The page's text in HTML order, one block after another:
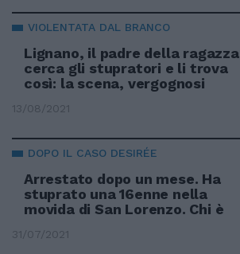
VIOLENTATA DAL BRANCO
Lignano, il padre della ragazza
cerca gli stupratori e li trova
così: la scena, vergognosi
13/08/2021
DOPO IL CASO DESIRÉE
Arrestato dopo un mese. Ha
stuprato una 16enne nella
movida di San Lorenzo. Chi è
31/07/2021